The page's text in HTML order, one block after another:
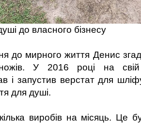
до власного бізнесу
до мирного життя Денис
ножів. У 2016 році на
і запустив верстат для
для душі.
виробів на місяць. Це